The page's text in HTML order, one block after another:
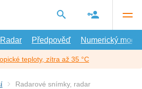
Radar Předpověď Numerický model
teploty, zítra až 35 °C
Radarové snímky, radar